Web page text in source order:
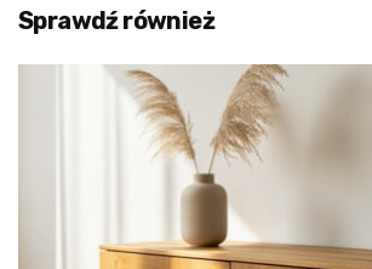
Sprawdź również